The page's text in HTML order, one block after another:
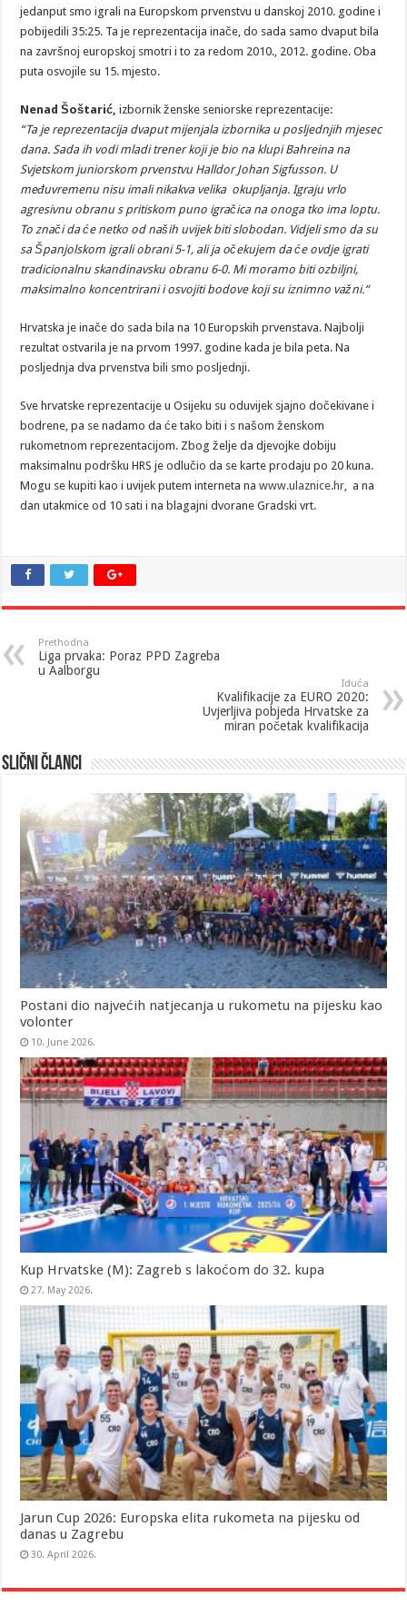
jedanput smo igrali na Europskom prvenstvu u danskoj 2010. godine i
pobijedili 35:25. Ta je reprezentacija inače, do sada samo dvaput bila
na završnoj europskoj smotri i to za redom 2010., 2012. godine. Oba
puta osvojile su 15. mjesto.
Nenad Šoštarić, izbornik ženske seniorske reprezentacije:
“Ta je reprezentacija dvaput mijenjala izbornika u posljednjih mjesec
dana. Sada ih vodi mladi trener koji je bio na klupi Bahreina na
Svjetskom juniorskom prvenstvu Halldor Johan Sigfusson. U
međuvremenu nisu imali nikakva velika okupljanja. Igraju vrlo
agresivnu obranu s pritiskom puno igračica na onoga tko ima loptu.
To znači da će netko od naših uvijek biti slobodan. Vidjeli smo da su
sa Španjolskom igrali obrani 5-1, ali ja očekujem da će ovdje igrati
tradicionalnu skandinavsku obranu 6-0. Mi moramo biti ozbiljni,
maksimalno koncentrirani i osvojiti bodove koji su iznimno važni.“
Hrvatska je inače do sada bila na 10 Europskih prvenstava. Najbolji
rezultat ostvarila je na prvom 1997. godine kada je bila peta. Na
posljednja dva prvenstva bili smo posljednji.
Sve hrvatske reprezentacije u Osijeku su oduvijek sjajno dočekivane i
bodrene, pa se nadamo da će tako biti i s našom ženskom
rukometnom reprezentacijom. Zbog želje da djevojke dobiju
maksimalnu podršku HRS je odlučio da se karte prodaju po 20 kuna.
Mogu se kupiti kao i uvijek putem interneta nawww.ulaznice.hr, a na
dan utakmice od 10 sati i na blagajni dvorane Gradski vrt.
Prethodna
Liga prvaka: Poraz PPD Zagreba
u Aalborgu
Iduća
Kvalifikacije za EURO 2020:
Uvjerljiva pobjeda Hrvatske za
miran početak kvalifikacija
Slični članci
Postani dio najvećih natjecanja u rukometu na pijesku kao
volonter
10. June 2026.
Kup Hrvatske (M): Zagreb s lakoćom do 32. kupa
27. May 2026.
Jarun Cup 2026: Europska elita rukometa na pijesku od
danas u Zagrebu
30. April 2026.